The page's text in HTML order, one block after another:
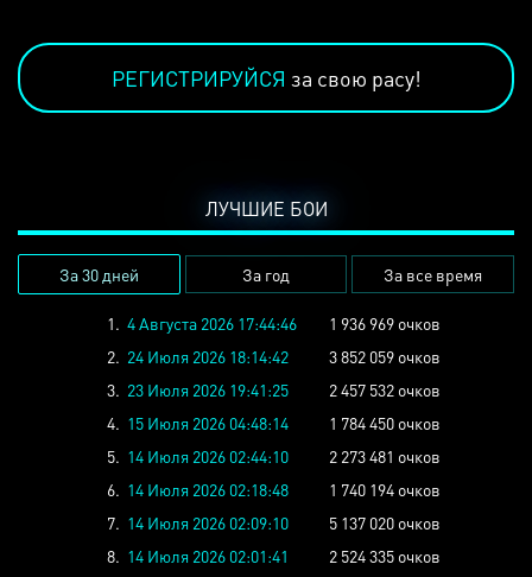
РЕГИСТРИРУЙСЯ за свою расу!
ЛУЧШИЕ БОИ
За 30 дней За год За все время
1. 4 Августа 2026 17:44:46
1 936 969 очков
2. 24 Июля 2026 18:14:42
3 852 059 очков
3. 23 Июля 2026 19:41:25
2 457 532 очков
4. 15 Июля 2026 04:48:14
1 784 450 очков
5. 14 Июля 2026 02:44:10
2 273 481 очков
6. 14 Июля 2026 02:18:48
1 740 194 очков
7. 14 Июля 2026 02:09:10
5 137 020 очков
8. 14 Июля 2026 02:01:41
2 524 335 очков